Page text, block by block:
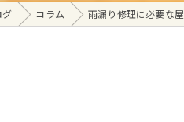
コラム 雨漏り修理に必要な